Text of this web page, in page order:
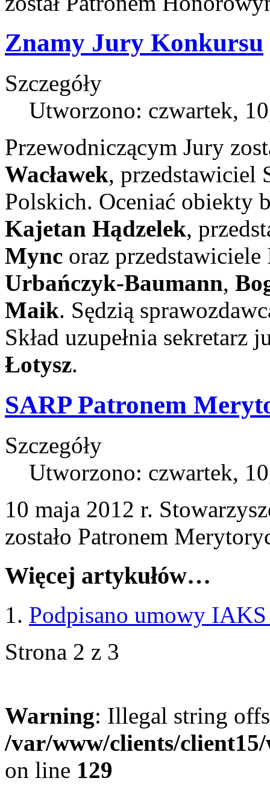
Znamy Jury Konkursu
Szczegóły
Utworzono: czwartek,
Przewodniczącym Jury
Wacławek, przedstawiciel
Polskich. Oceniać obiekty
Kajetan Hądzelek,
Mync oraz
Urbańczyk-Baumann,
Maik. Sędzią
Skład uzupełnia sekretarz
Łotysz.
SARP Patronem
Szczegóły
Utworzono: czwartek,
10 maja 2012 r.
zostało Patronem
Więcej artykułów…
Podpisano umowy
Strona 2 z 3
Warning: Illegal string
/var/www/clients/
on line 129